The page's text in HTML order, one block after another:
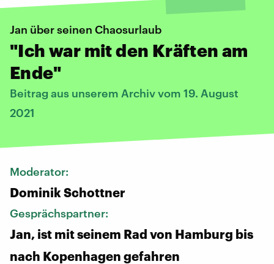
Jan über seinen Chaosurlaub
"Ich war mit den Kräften am
Ende"
Beitrag aus unserem Archiv vom 19. August
2021
Moderator:
Dominik Schottner
Gesprächspartner:
Jan, ist mit seinem Rad von Hamburg bis
nach Kopenhagen gefahren